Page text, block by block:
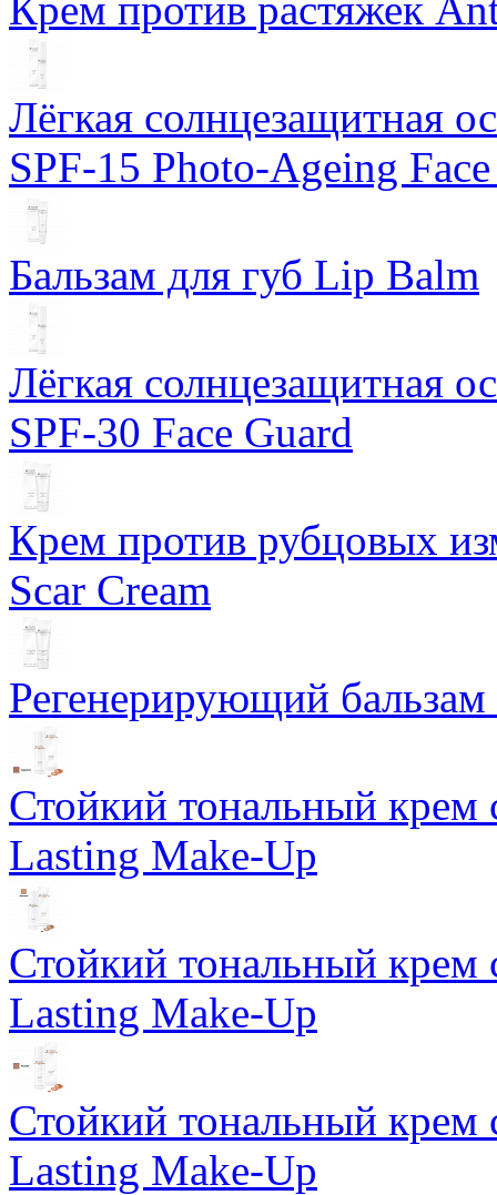
Лёгкая солнцезащитная
SPF-15 Photo-Ageing
Бальзам для губ Lip Balm
Лёгкая солнцезащитная
SPF-30 Face Guard
Крем против рубцовых
Scar Cream
Регенерирующий
Стойкий тональный
Lasting Make-Up
Стойкий тональный
Lasting Make-Up
Стойкий тональный
Lasting Make-Up